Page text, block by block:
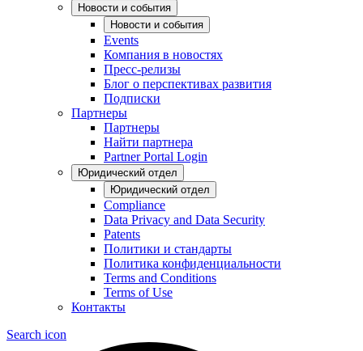
Новости и события
Новости и события
Events
Компания в новостях
Пресс-релизы
Блог о перспективах развития
Подписки
Партнеры
Партнеры
Найти партнера
Partner Portal Login
Юридический отдел
Юридический отдел
Compliance
Data Privacy and Data Security
Patents
Политики и стандарты
Политика конфиденциальности
Terms and Conditions
Terms of Use
Контакты
Search icon